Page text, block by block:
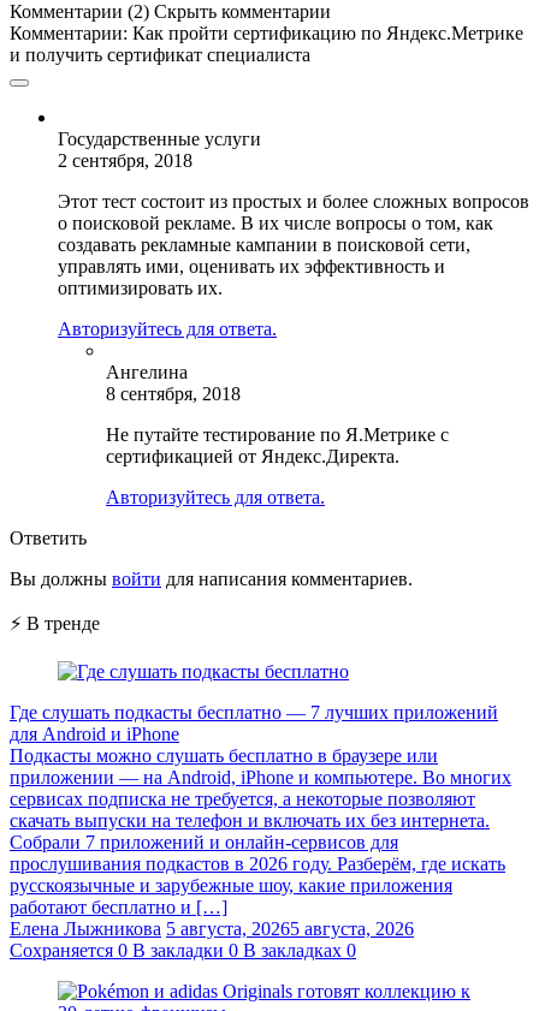
Комментарии (2) Скрыть комментарии
Комментарии: Как пройти сертификацию по Яндекс.Метрике
и получить сертификат специалиста
Государственные услуги
2 сентября, 2018
Этот тест состоит из простых и более сложных вопросов
о поисковой рекламе. В их числе вопросы о том, как
создавать рекламные кампании в поисковой сети,
управлять ими, оценивать их эффективность и
оптимизировать их.
Авторизуйтесь для ответа.
Ангелина
8 сентября, 2018
Не путайте тестирование по Я.Метрике с
сертификацией от Яндекс.Директа.
Авторизуйтесь для ответа.
Ответить
Вы должны войти для написания комментариев.
⚡ В тренде
Где слушать подкасты бесплатно — 7 лучших приложений
для Android и iPhone
Подкасты можно слушать бесплатно в браузере или
приложении — на Android, iPhone и компьютере. Во многих
сервисах подписка не требуется, а некоторые позволяют
скачать выпуски на телефон и включать их без интернета.
Собрали 7 приложений и онлайн-сервисов для
прослушивания подкастов в 2026 году. Разберём, где искать
русскоязычные и зарубежные шоу, какие приложения
работают бесплатно и […]
Елена Лыжникова 5 августа, 20265 августа, 2026
Сохраняется 0 В закладки 0 В закладках 0